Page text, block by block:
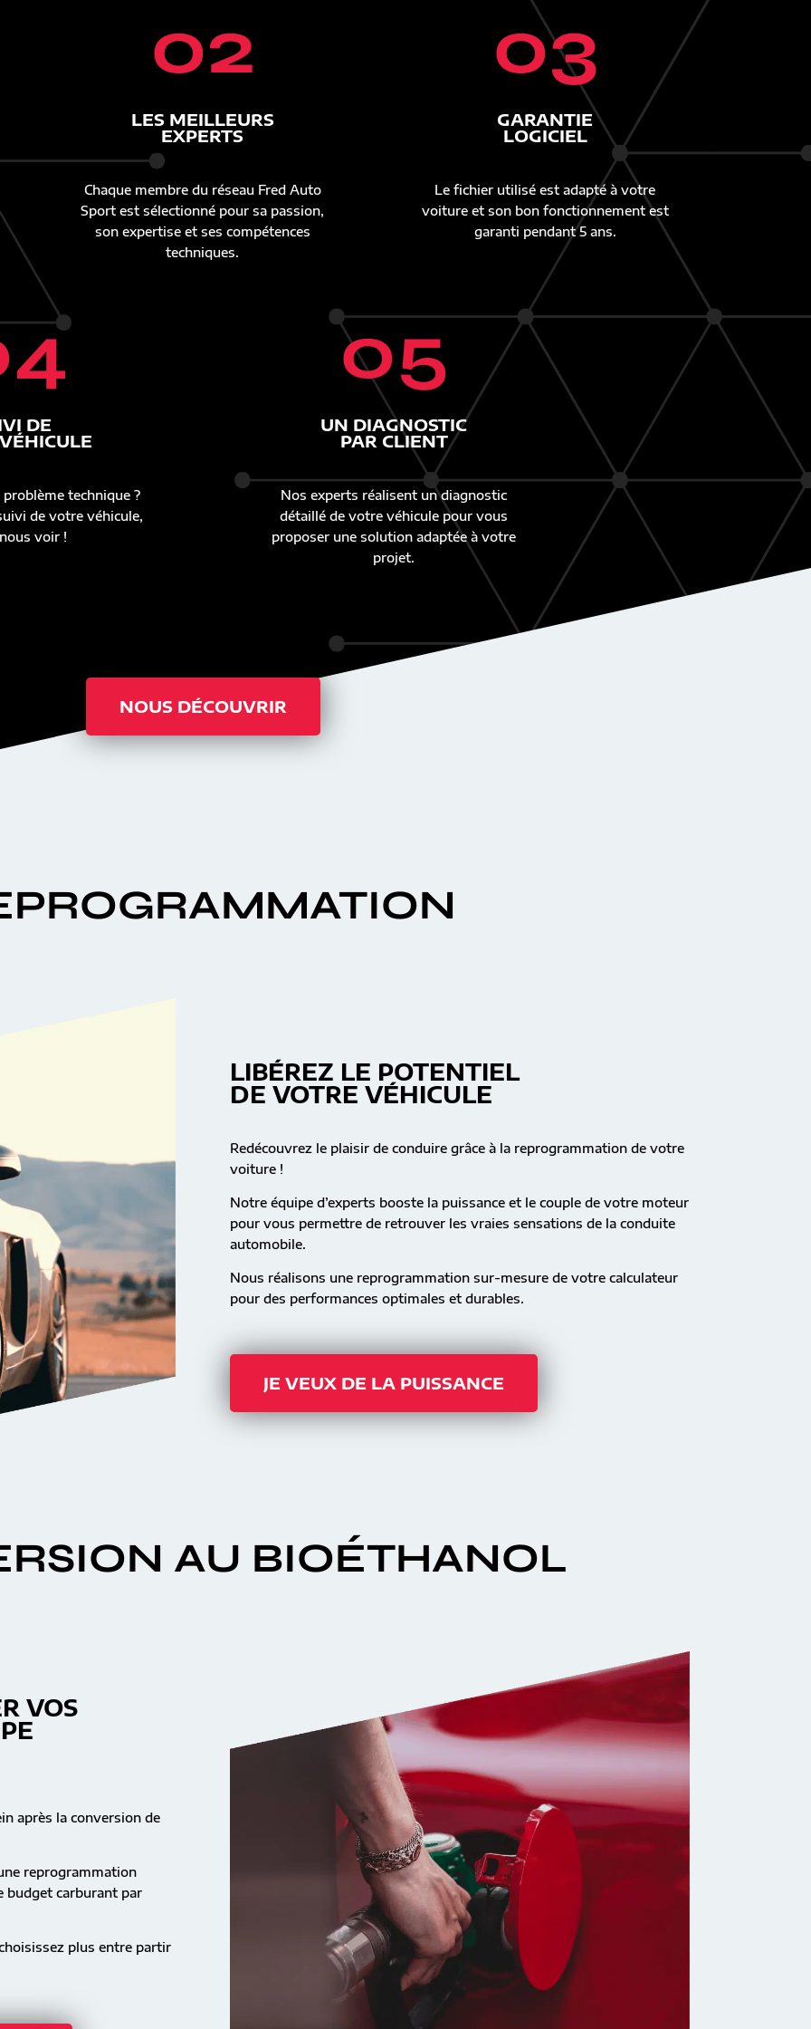
02
LES MEILLEURS
EXPERTS
Chaque membre du réseau Fred Auto
Sport est sélectionné pour sa passion,
son expertise et ses compétences
techniques.
03
GARANTIE
LOGICIEL
Le fichier utilisé est adapté à votre
voiture et son bon fonctionnement est
garanti pendant 5 ans.
DE
technique ?
de votre véhicule,
voir !
05
UN DIAGNOSTIC
PAR CLIENT
Nos experts réalisent un diagnostic
détaillé de votre véhicule pour vous
proposer une solution adaptée à votre
projet.
NOUS DÉCOUVRIR
LIBÉREZ LE POTENTIEL
DE VOTRE VÉHICULE
Redécouvrez le plaisir de conduire grâce à la reprogrammation de votre
voiture !
Notre équipe d’experts booste la puissance et le couple de votre moteur
pour vous permettre de retrouver les vraies sensations de la conduite
automobile.
Nous réalisons une reprogrammation sur-mesure de votre calculateur
pour des performances optimales et durables.
JE VEUX DE LA PUISSANCE
AU BIOÉTHANOL
VOS
après la conversion de
reprogrammation
budget carburant par
plus entre partir